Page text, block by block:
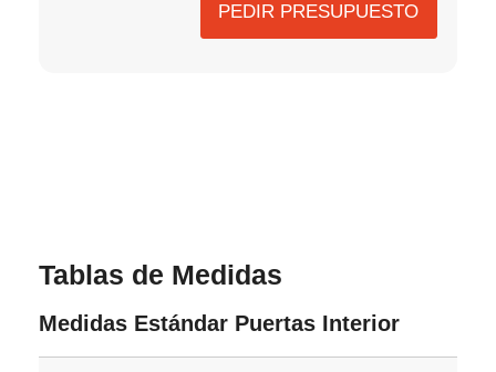
PEDIR PRESUPUESTO
Tablas de Medidas
Medidas Estándar Puertas Interior